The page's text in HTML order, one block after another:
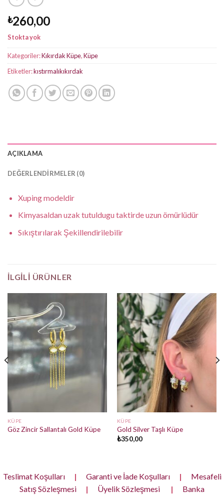
₺260,00
Stokta yok
Kategoriler:Kıkırdak Küpe,Küpe
Etiketler:kıstırmalıkıkırdak
AÇIKLAMA
DEĞERLENDIRMELER (0)
Xuping modeldir
Kimyasaldan uzak tutuldugu taktirde uzun ömürlüdür
Sıkıştırılarak Şekillendirilebilir
İLGILI ÜRÜNLER
KÜPE
Göz Zincir Sallantalı Gold Küpe
KÜPE
Gold Silver Taşlı Küpe
₺350,00
Teslimat Koşulları | Garanti ve İade Koşulları |
Mesafeli
Satış Sözleşmesi
| Üyelik Sözleşmesi | Banka